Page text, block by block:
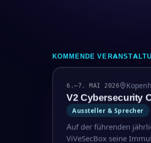
KOMMENDE
6.–7. MAI 2026
V2 Cybersecurity
Aussteller & Sprecher
Auf der führenden
ViVeSecBox seine